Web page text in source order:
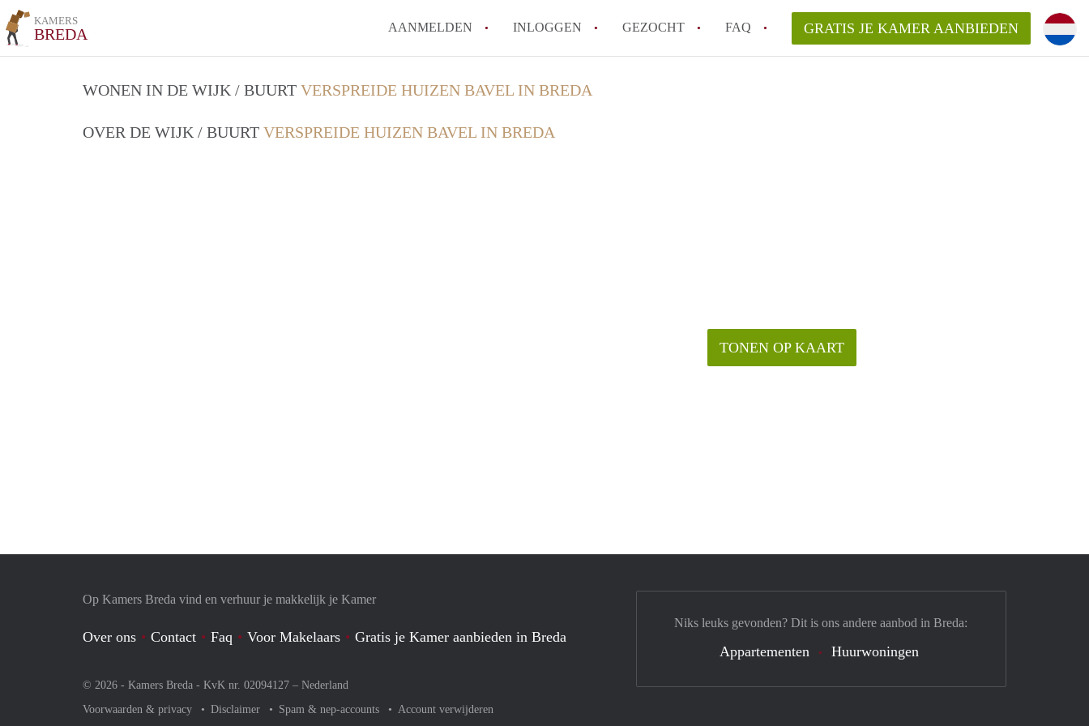
KAMERS
BREDA AANMELDEN INLOGGEN GEZOCHT FAQ
How to translate KamersBreda!
GRATIS JE KAMER AANBIEDEN
WONEN IN DE WIJK / BUURT VERSPREIDE HUIZEN BAVEL IN BREDA
OVER DE WIJK / BUURT VERSPREIDE HUIZEN BAVEL IN BREDA
TONEN OP KAART
Op Kamers Breda vind en verhuur je makkelijk je Kamer
Over ons Contact Faq Voor Makelaars Gratis je Kamer aanbieden in Breda
© 2026 - Kamers Breda - KvK nr. 02094127 – Nederland
Voorwaarden & privacy
Disclaimer Spam & nep-accounts Account verwijderen
Niks leuks gevonden? Dit is ons andere aanbod in Breda:
Appartementen Huurwoningen